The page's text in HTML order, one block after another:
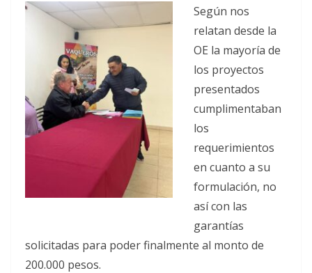
Según nos
relatan desde la
OE la mayoría de
los proyectos
presentados
cumplimentaban
los
requerimientos
en cuanto a su
formulación, no
así con las
garantías
solicitadas para poder finalmente al monto de
200.000 pesos.